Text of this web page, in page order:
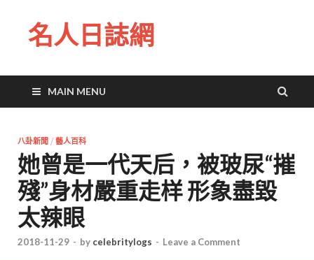
名人日誌網
MAIN MENU
八卦新聞 / 藝人百科
她曾是一代天后，被玻尿“摧
殘”身材嚴重走样 形象盡毀
太辣眼
2018-11-29 - by celebritylogs - Leave a Comment